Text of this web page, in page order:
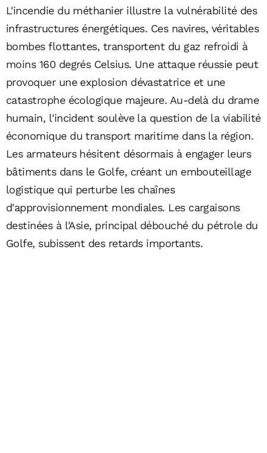
L'incendie du méthanier illustre la vulnérabilité des
infrastructures énergétiques. Ces navires, véritables
bombes flottantes, transportent du gaz refroidi à
moins 160 degrés Celsius. Une attaque réussie peut
provoquer une explosion dévastatrice et une
catastrophe écologique majeure. Au-delà du drame
humain, l'incident soulève la question de la viabilité
économique du transport maritime dans la région.
Les armateurs hésitent désormais à engager leurs
bâtiments dans le Golfe, créant un embouteillage
logistique qui perturbe les chaînes
d'approvisionnement mondiales. Les cargaisons
destinées à l'Asie, principal débouché du pétrole du
Golfe, subissent des retards importants.